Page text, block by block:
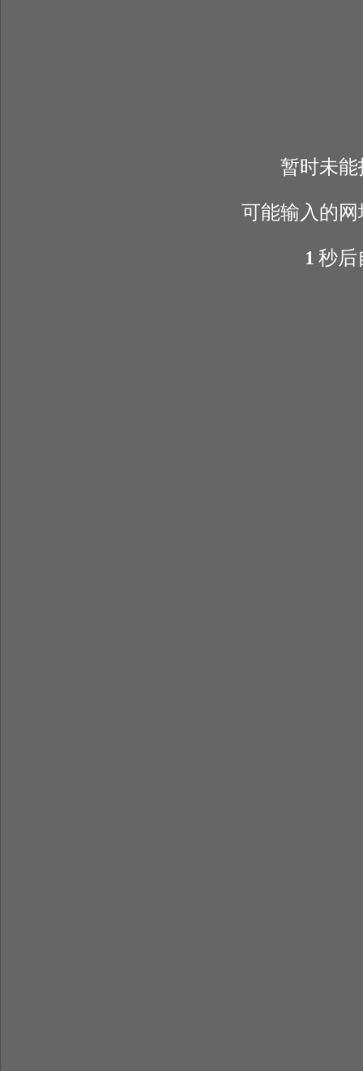
暂时未
可能输入的
1 秒后